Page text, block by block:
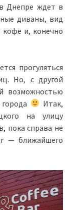
в Днепре ждет в
диваны, вид
кофе и, конечно
прогуляться
Но, с другой
возможностью
Итак,
на улицу
пока справа не
— ближайшего